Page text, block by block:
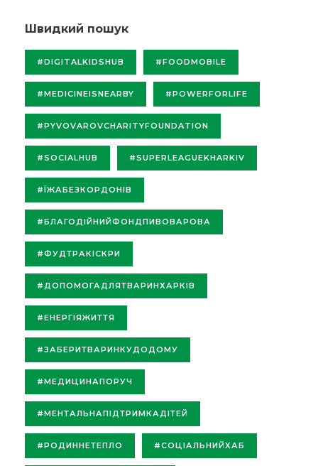
Швидкий пошук
#DIGITALKIDSHUB #FOODMOBILE
#MEDICINEISNEARBY #POWERFORLIFE
#PYVOVAROVCHARITYFOUNDATION
#SOCIALHUB #SUPERLEAGUEKHARKIV
#ЇЖАБЕЗКОРДОНІВ
#БЛАГОДІЙНИЙФОНДПИВОВАРОВА
#ФУДТРАКІСКРИ
#ДОПОМОГАДЛЯТВАРИНХАРКІВ
#ЕНЕРГІЯЖИТТЯ
#ЗАБЕРИТВАРИНКУДОДОМУ
#МЕДИЦИНАПОРУЧ
#МЕНТАЛЬНАПІДТРИМКАДІТЕЙ
#РОДИННЕТЕПЛО #СОЦІАЛЬНИЙХАБ